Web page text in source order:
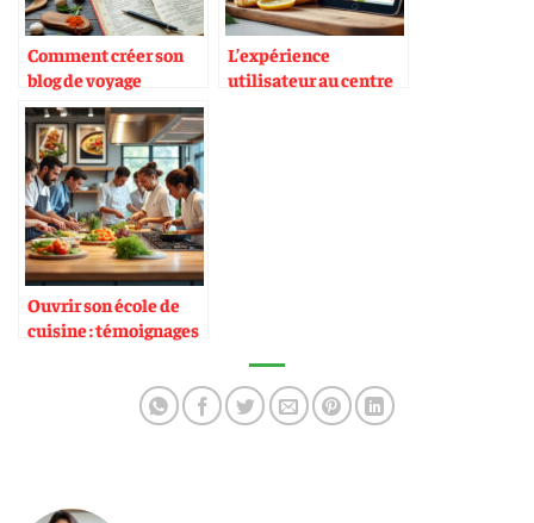
Comment créer son
blog de voyage
culinaire
L’expérience
utilisateur au centre
Ouvrir son école de
cuisine : témoignages